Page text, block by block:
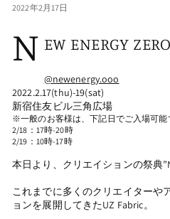
i
c
2022年2月17日
N EW ENERGY ZERO
@newenergy.ooo
2022.2.17(thu)-19(sat)
新宿住友ビル三角広場
※一般のお客様は、下記日でご入場可能
2/18：17時-20時
2/19：10時-17時
本日より、クリエイションの祭典
これまでに多くのクリエイターや
ョンを展開してきたUZ Fabric。